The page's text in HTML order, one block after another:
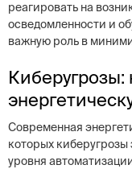
реагировать на
осведомленности и
важную роль в
Киберугрозы:
Современная
которых
уровня